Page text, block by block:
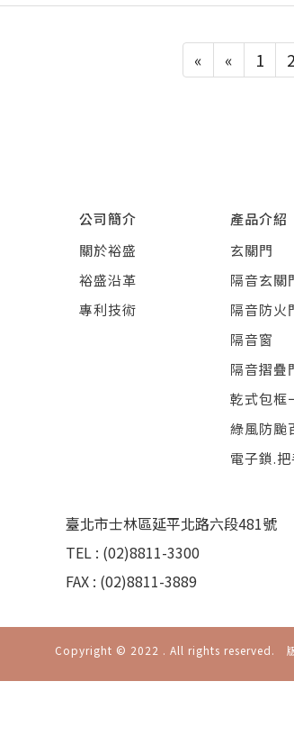
« « 1 2
公司簡介
關於裕盛
裕盛沿革
專利技術
產品介紹
玄關門
隔音玄關
隔音防火
隔音窗
隔音摺疊
乾式包框
綠風防颱
電子鎖.
臺北市士林區延平北路六段481號
TEL : (02)8811-3300
FAX : (02)8811-3889
Copyright © 2022 . All rights reserved.